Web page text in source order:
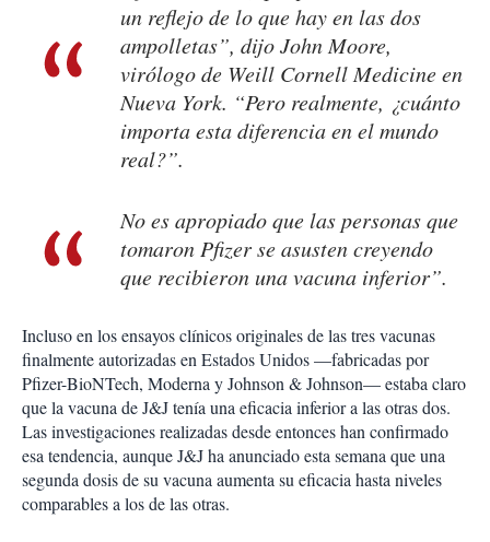
un reflejo de lo que hay en las dos
ampolletas”, dijo John Moore,
virólogo de Weill Cornell Medicine en
Nueva York. “Pero realmente, ¿cuánto
importa esta diferencia en el mundo
real?”.
No es apropiado que las personas que
tomaron Pfizer se asusten creyendo
que recibieron una vacuna inferior”.
Incluso en los ensayos clínicos originales de las tres vacunas
finalmente autorizadas en Estados Unidos —fabricadas por
Pfizer-BioNTech, Moderna y Johnson & Johnson— estaba claro
que la vacuna de J&J tenía una eficacia inferior a las otras dos.
Las investigaciones realizadas desde entonces han confirmado
esa tendencia, aunque J&J ha anunciado esta semana que una
segunda dosis de su vacuna aumenta su eficacia hasta niveles
comparables a los de las otras.